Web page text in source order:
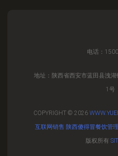
电话：
地址：陕西省西安市蓝田县洩
1号
COPYRIGHT © 2026
互联网销售 陕西傻得冒餐饮管
版权所有